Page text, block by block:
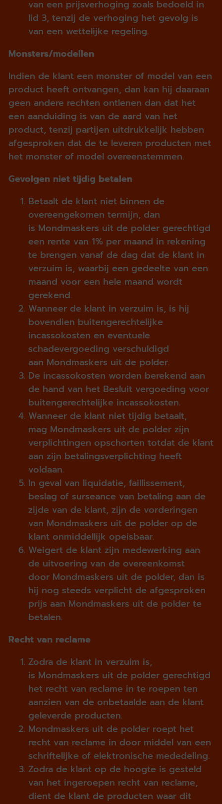
van een prijsverhoging zoals bedoeld in
lid 3, tenzij de verhoging het gevolg is
van een wettelijke regeling.
Monsters/modellen
Indien de klant een monster of model van een
product heeft ontvangen, dan kan hij daaraan
geen andere rechten ontlenen dan dat het
een aanduiding is van de aard van het
product, tenzij partijen uitdrukkelijk hebben
afgesproken dat de te leveren producten met
het monster of model overeenstemmen.
Gevolgen niet tijdig betalen
Betaalt de klant niet binnen de
overeengekomen termijn, dan
is Mondmaskers uit de polder gerechtigd
een rente van 1% per maand in rekening
te brengen vanaf de dag dat de klant in
verzuim is, waarbij een gedeelte van een
maand voor een hele maand wordt
gerekend.
Wanneer de klant in verzuim is, is hij
bovendien buitengerechtelijke
incassokosten en eventuele
schadevergoeding verschuldigd
aan Mondmaskers uit de polder.
De incassokosten worden berekend aan
de hand van het Besluit vergoeding voor
buitengerechtelijke incassokosten.
Wanneer de klant niet tijdig betaalt,
mag Mondmaskers uit de polder zijn
verplichtingen opschorten totdat de klant
aan zijn betalingsverplichting heeft
voldaan.
In geval van liquidatie, faillissement,
beslag of surseance van betaling aan de
zijde van de klant, zijn de vorderingen
van Mondmaskers uit de polder op de
klant onmiddellijk opeisbaar.
Weigert de klant zijn medewerking aan
de uitvoering van de overeenkomst
door Mondmaskers uit de polder, dan is
hij nog steeds verplicht de afgesproken
prijs aan Mondmaskers uit de polder te
betalen.
Recht van reclame
Zodra de klant in verzuim is,
is Mondmaskers uit de polder gerechtigd
het recht van reclame in te roepen ten
aanzien van de onbetaalde aan de klant
geleverde producten.
Mondmaskers uit de polder roept het
recht van reclame in door middel van een
schriftelijke of elektronische mededeling.
Zodra de klant op de hoogte is gesteld
van het ingeroepen recht van reclame,
dient de klant de producten waar dit